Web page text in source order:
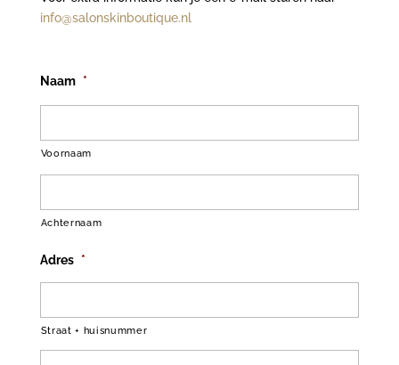
info@salonskinboutique.nl
Naam *
Voornaam
Achternaam
Adres *
Straat + huisnummer